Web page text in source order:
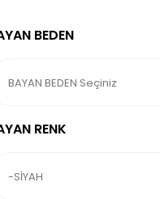
BEDEN
RENK